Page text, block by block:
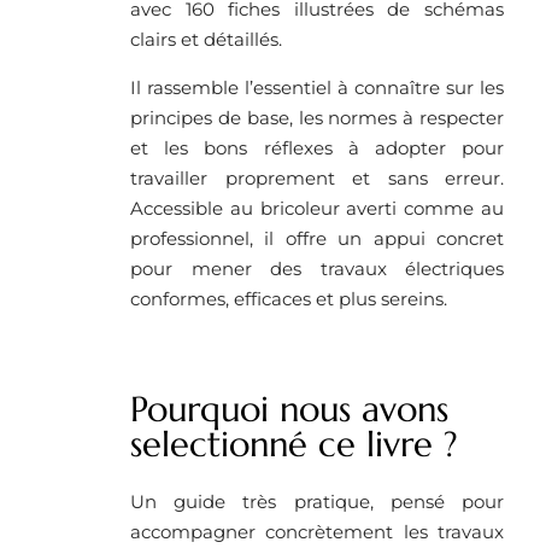
avec 160 fiches illustrées de schémas
clairs et détaillés.
Il rassemble l’essentiel à connaître sur les
principes de base, les normes à respecter
et les bons réflexes à adopter pour
travailler proprement et sans erreur.
Accessible au bricoleur averti comme au
professionnel, il offre un appui concret
pour mener des travaux électriques
conformes, efficaces et plus sereins.
Pourquoi nous avons
selectionné ce livre ?
Un guide très pratique, pensé pour
accompagner concrètement les travaux